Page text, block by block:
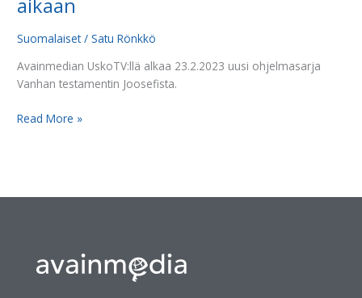
aikaan
Suomalaiset/Satu Rönkkö
Avainmedian UskoTV:llä alkaa 23.2.2023 uusi ohjelmasarja
Vanhan testamentin Joosefista.
Read More »